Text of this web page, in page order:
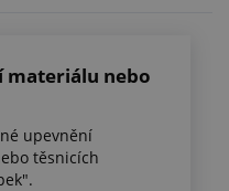
materiálu nebo
upevnění
těsnicích